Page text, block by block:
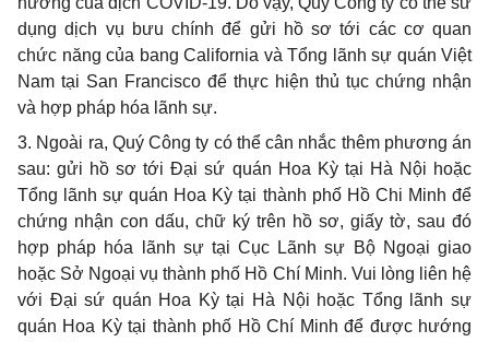
dụng dịch vụ bưu chính để gửi hồ sơ tới các cơ quan
chức năng của bang California và Tổng lãnh sự quán Việt
Nam tại San Francisco để thực hiện thủ tục chứng nhận
và hợp pháp hóa lãnh sự.
3. Ngoài ra, Quý Công ty có thểcân nhắc thêm phương án
sau: gửi hồ sơ tới Đại sứ quán Hoa Kỳ tại Hà Nội hoặc
Tổng lãnh sự quán Hoa Kỳ tại thành phố Hồ Chi Minh để
chứng nhận con dấu, chữ ký trên hồ sơ, giấy tờ, sau đó
hợp pháp hóa lãnh sự tại Cục Lãnh sự Bộ Ngoại giao
hoặc Sở Ngoại vụ thành phố Hồ Chí Minh. Vui lòng liên hệ
với Đại sứ quán Hoa Kỳ tại Hà Nội hoặc Tổng lãnh sự
quán Hoa Kỳ tại thành phố HồChí Minh để được hướng